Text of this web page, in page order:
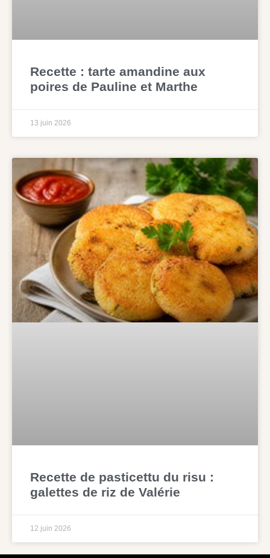
Recette : tarte amandine aux
poires de Pauline et Marthe
13 juin 2026
Recette de pasticettu du risu :
galettes de riz de Valérie
12 juin 2026